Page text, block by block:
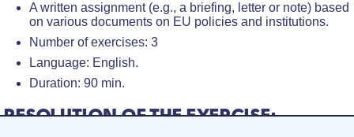
A written assignment (e.g., a briefing, letter or note) based
on various documents on EU policies and institutions.
Number of exercises: 3
Language: English.
Duration: 90 min.
RESOLUTION OF THE EXERCISE: